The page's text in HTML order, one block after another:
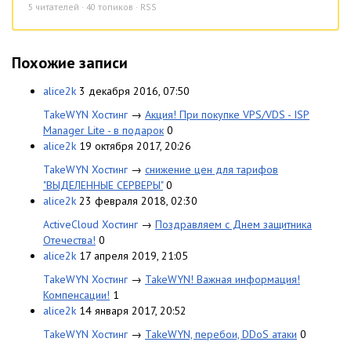
5 читателей · 40 топиков · RSS
Похожие записи
alice2k 3 декабря 2016, 07:50
TakeWYN Хостинг → Акция! При покупке VPS/VDS - ISP
Manager Lite - в подарок 0
alice2k 19 октября 2017, 20:26
TakeWYN Хостинг → снижение цен для тарифов
"ВЫДЕЛЕННЫЕ СЕРВЕРЫ" 0
alice2k 23 февраля 2018, 02:30
ActiveCloud Хостинг → Поздравляем с Днем защитника
Отечества! 0
alice2k 17 апреля 2019, 21:05
TakeWYN Хостинг → TakeWYN! Важная информация!
Компенсации! 1
alice2k 14 января 2017, 20:52
TakeWYN Хостинг → TakeWYN, перебои, DDoS атаки 0